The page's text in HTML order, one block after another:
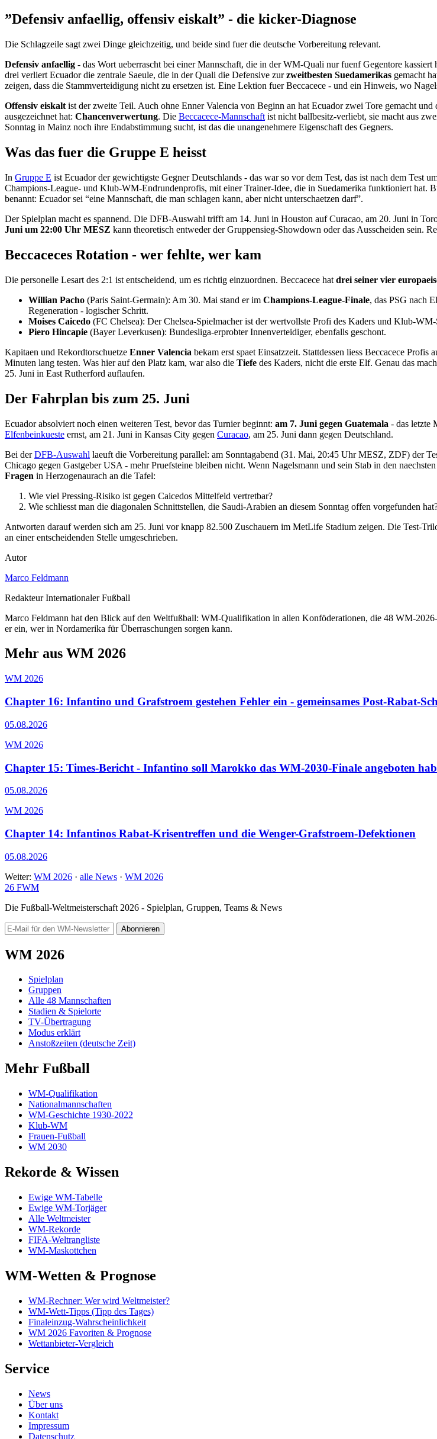
”Defensiv anfaellig, offensiv eiskalt” - die kicker-Diagnose
Die Schlagzeile sagt zwei Dinge gleichzeitig, und beide sind fuer die deutsche Vorbereitung relevant.
Defensiv anfaellig - das Wort ueberrascht bei einer Mannschaft, die in der WM-Quali nur fuenf Gegentore
drei verliert Ecuador die zentrale Saeule, die in der Quali die Defensive zurzweitbesten Suedamerikas gemacht
zeigen, dass die Stammverteidigung nicht zu ersetzen ist. Eine Lektion fuer Beccacece - und ein Hinweis, wo
Offensiv eiskalt ist der zweite Teil. Auch ohne Enner Valencia von Beginn an hat Ecuador zwei Tore gemacht
ausgezeichnet hat: Chancenverwertung. Die Beccacece-Mannschaft ist nicht ballbesitz-verliebt, sie macht aus
Sonntag in Mainz noch ihre Endabstimmung sucht, ist das die unangenehmere Eigenschaft des Gegners.
Was das fuer die Gruppe E heisst
In Gruppe E ist Ecuador der gewichtigste Gegner Deutschlands - das war so vor dem Test, das ist nach dem Test
Champions-League- und Klub-WM-Endrundenprofis, mit einer Trainer-Idee, die in Suedamerika funktioniert hat.
benannt: Ecuador sei “eine Mannschaft, die man schlagen kann, aber nicht unterschaetzen darf”.
Der Spielplan macht es spannend. Die DFB-Auswahl trifft am 14. Juni in Houston auf Curacao, am 20. Juni in
Juni um 22:00 Uhr MESZ kann theoretisch entweder der Gruppensieg-Showdown oder das Ausscheiden sein.
Beccaceces Rotation - wer fehlte, wer kam
Die personelle Lesart des 2:1 ist entscheidend, um es richtig einzuordnen. Beccacece hat drei seiner vier
Willian Pacho (Paris Saint-Germain): Am 30. Mai stand er im Champions-League-Finale, das PSG nach
Regeneration - logischer Schritt.
Moises Caicedo (FC Chelsea): Der Chelsea-Spielmacher ist der wertvollste Profi des Kaders und Klub-
Piero Hincapie (Bayer Leverkusen): Bundesliga-erprobter Innenverteidiger, ebenfalls geschont.
Kapitaen und Rekordtorschuetze Enner Valencia bekam erst spaet Einsatzzeit. Stattdessen liess Beccacece
Minuten lang testen. Was hier auf den Platz kam, war also die Tiefe des Kaders, nicht die erste Elf. Genau das
25. Juni in East Rutherford auflaufen.
Der Fahrplan bis zum 25. Juni
Ecuador absolviert noch einen weiteren Test, bevor das Turnier beginnt: am 7. Juni gegen Guatemala - das letzte
Elfenbeinkueste ernst, am 21. Juni in Kansas City gegen Curacao, am 25. Juni dann gegen Deutschland.
Bei derDFB-Auswahl laeuft die Vorbereitung parallel: am Sonntagabend (31. Mai, 20:45 Uhr MESZ, ZDF) der
Chicago gegen Gastgeber USA - mehr Pruefsteine bleiben nicht. Wenn Nagelsmann und sein Stab in den
Fragen in Herzogenaurach an die Tafel:
Wie viel Pressing-Risiko ist gegen Caicedos Mittelfeld vertretbar?
Wie schliesst man die diagonalen Schnittstellen, die Saudi-Arabien an diesem Sonntag offen vorgefunden
Antworten darauf werden sich am 25. Juni vor knapp 82.500 Zuschauern im MetLife Stadium zeigen. Die Test-
an einer entscheidenden Stelle umgeschrieben.
Autor
Marco Feldmann
Redakteur Internationaler Fußball
Marco Feldmann hat den Blick auf den Weltfußball: WM-Qualifikation in allen Konföderationen, die 48 WM-
er ein, wer in Nordamerika für Überraschungen sorgen kann.
Mehr aus WM 2026
WM 2026
Chapter 16: Infantino und Grafstroem gestehen Fehler ein - gemeinsames Post-Rabat-
05.08.2026
WM 2026
Chapter 15: Times-Bericht - Infantino soll Marokko das WM-2030-Finale angeboten
05.08.2026
WM 2026
Chapter 14: Infantinos Rabat-Krisentreffen und die Wenger-Grafstroem-Defektionen
05.08.2026
Weiter: WM 2026 · alle News · WM 2026
26 FWM
Die Fußball-Weltmeisterschaft 2026 - Spielplan, Gruppen, Teams & News
Abonnieren
WM 2026
Spielplan
Gruppen
Alle 48 Mannschaften
Stadien & Spielorte
TV-Übertragung
Modus erklärt
Anstoßzeiten (deutsche Zeit)
Mehr Fußball
WM-Qualifikation
Nationalmannschaften
WM-Geschichte 1930-2022
Klub-WM
Frauen-Fußball
WM 2030
Rekorde & Wissen
Ewige WM-Tabelle
Ewige WM-Torjäger
Alle Weltmeister
WM-Rekorde
FIFA-Weltrangliste
WM-Maskottchen
WM-Wetten & Prognose
WM-Rechner: Wer wird Weltmeister?
WM-Wett-Tipps (Tipp des Tages)
Finaleinzug-Wahrscheinlichkeit
WM 2026 Favoriten & Prognose
Wettanbieter-Vergleich
Service
News
Über uns
Kontakt
Impressum
Datenschutz